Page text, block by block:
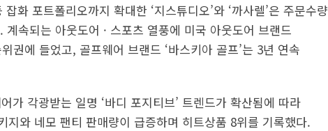
화 포트폴리오까지 확대한 ‘지스튜디오’와 ‘까사렐’은 주문수량
속되는 아웃도어 · 스포츠 열풍에 미국 아웃도어 브랜드
권에 들었고, 골프웨어 브랜드 ‘바스키아 골프’는 3년 연속
가 각광받는 일명 ‘바디 포지티브’ 트렌드가 확산됨에 따라
지와 네모 팬티 판매량이 급증하며 히트상품 8위를 기록했다.